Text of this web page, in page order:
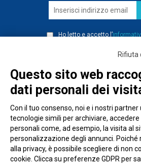
Ho letto e accetto l’
Rifiuta
Questo sito web
dati personali dei
Con il tuo consenso, noi e i nostri
tecnologie simili per archiviare,
personali come, ad esempio, la visita al
personalizzazione degli annunci.
alla privacy, è possibile scegliere di non
cookie. Clicca su preferenze GDPR per